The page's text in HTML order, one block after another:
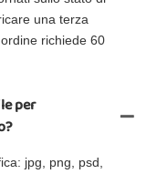
una terza
richiede 60
per
jpg, png, psd,